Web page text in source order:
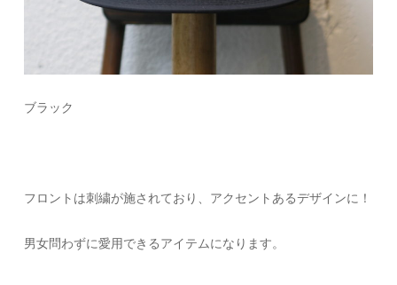
ブラック
フロントは刺繍が施されており、アクセントあるデザインに！
男女問わずに愛用できるアイテムになります。